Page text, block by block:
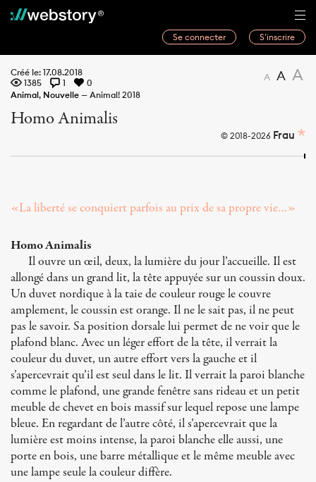
Se connecter S’inscrire
Webwriters
Créé le: 17.08.2018
1385
1
0
Animal, Nouvelle — Animal! 2018
A A A
Homo Animalis
© 2018-2026 Frau
«La liberté se conquiert parfois au prix de sa propre vie…»
Homo Animalis
Il ouvre un œil, deux, la lumière du jour l’accueille. Il est
allongé dans un grand lit, la tête appuyée sur un coussin doux.
Un duvet nordique à la taie de couleur rouge le couvre
amplement, le coussin est orange. Il ne le sait pas, il ne peut
pas le savoir. Sa position dorsale lui permet de ne voir que le
plafond blanc. Avec un léger effort de la tête, il verrait la
couleur du duvet, un autre effort vers la gauche et il
s’apercevrait qu’il est seul dans le lit. Il verrait la paroi blanche
comme le plafond, une grande fenêtre sans rideau et un petit
meuble de chevet en bois massif sur lequel repose une lampe
bleue. En regardant de l’autre côté, il s’apercevrait que la
lumière est moins intense, la paroi blanche elle aussi, une
porte en bois, une barre métallique et le même meuble avec
une lampe seule la couleur diffère.